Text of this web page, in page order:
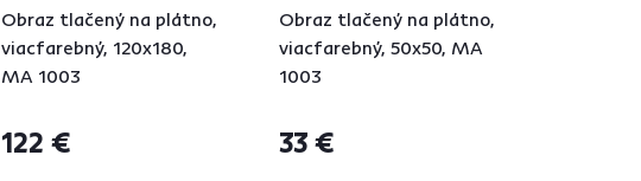
Obraz tlačený na plátno,
viacfarebný, 120x180,
MA 1003
122 €
Obraz tlačený na plátno,
viacfarebný, 50x50, MA
1003
33 €